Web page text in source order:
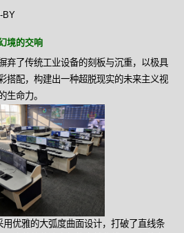
BY
境的交响
弃了传统工业设备的刻板与沉重，以极具
搭配，构建出一种超脱现实的未来主义视
生命力。
用优雅的大弧度曲面设计，打破了直线条